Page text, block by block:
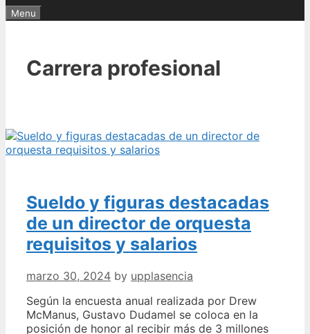
Menu
Carrera profesional
Sueldo y figuras destacadas
de un director de orquesta
requisitos y salarios
marzo 30, 2024 by upplasencia
Según la encuesta anual realizada por Drew
McManus, Gustavo Dudamel se coloca en la
posición de honor al recibir más de 3 millones